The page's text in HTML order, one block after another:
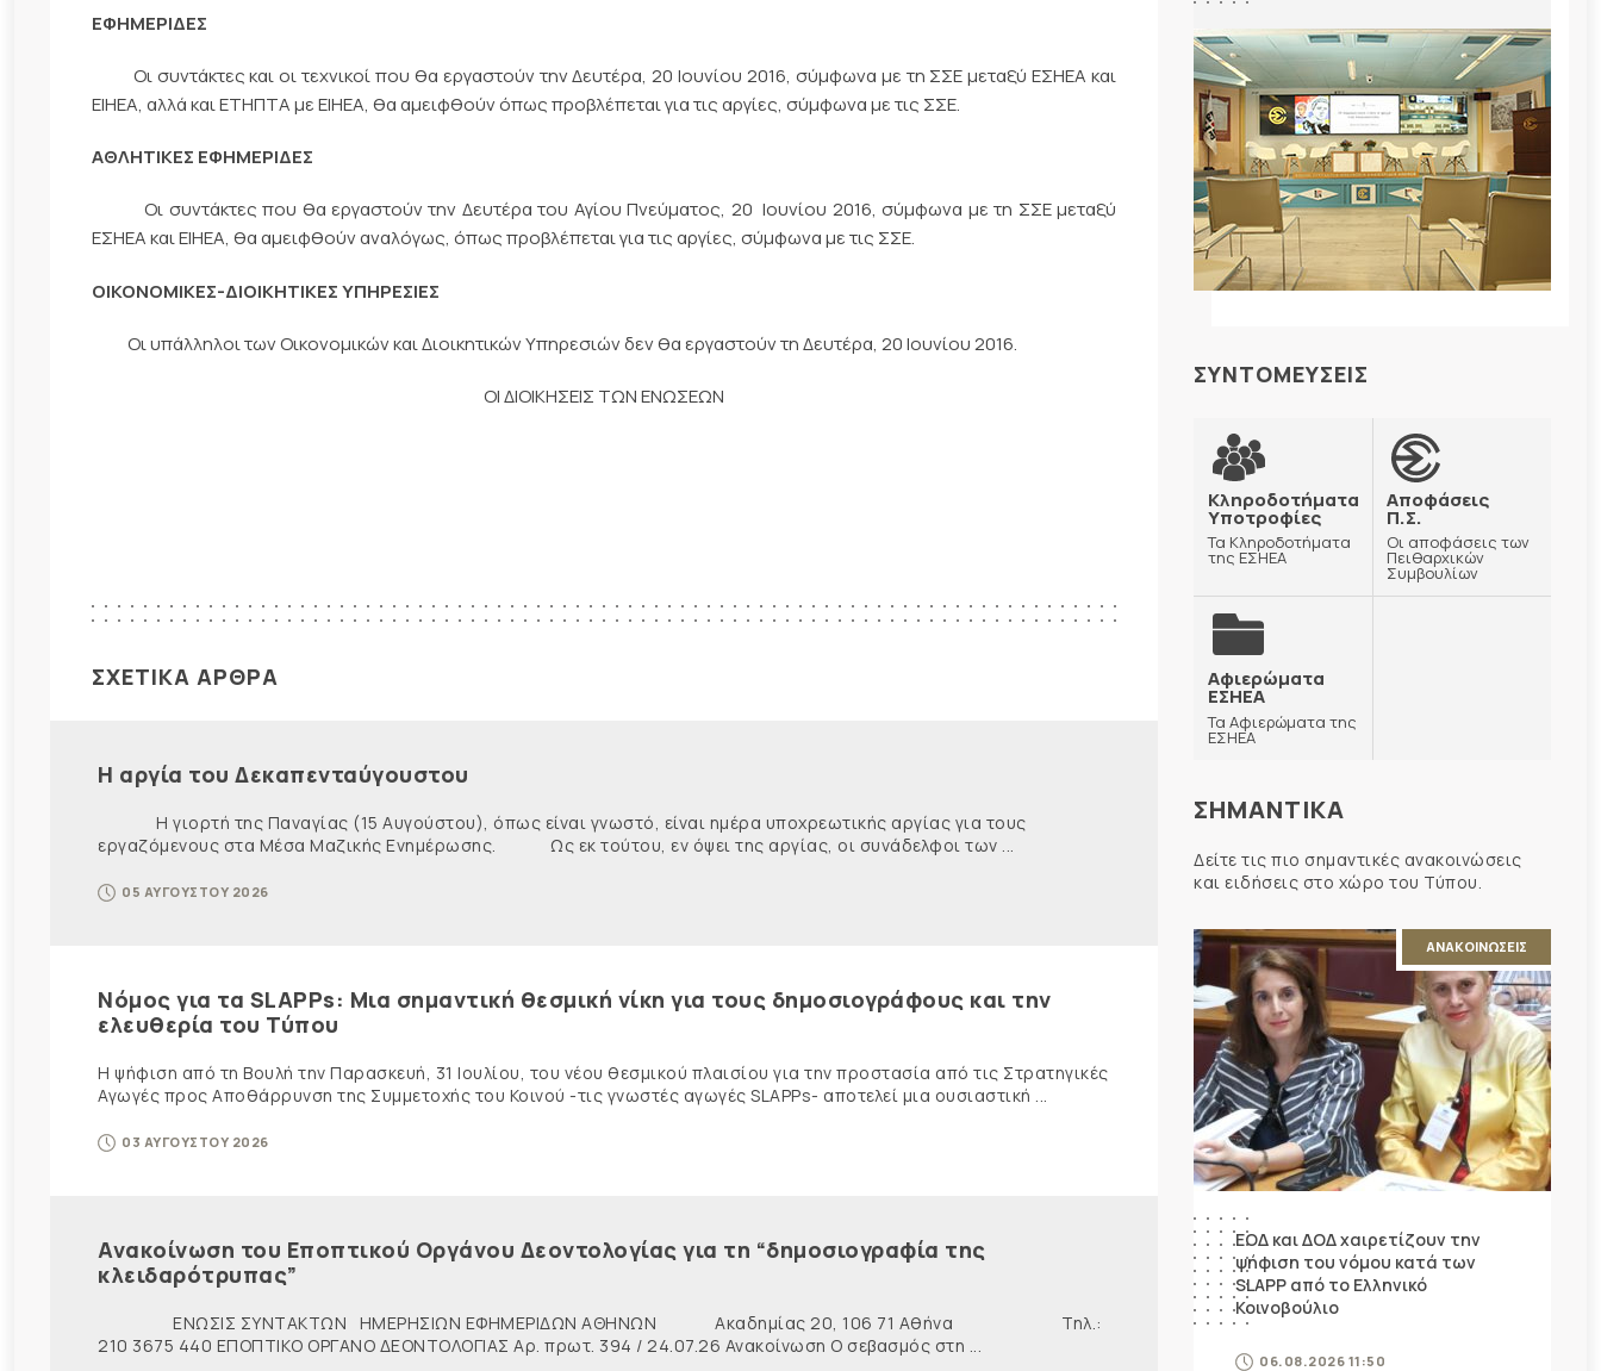
ΕΦΗΜΕΡΙΔΕΣ
Οι συντάκτες και οι τεχνικοί που θα εργαστούν την Δευτέρα, 20 Ιουνίου 2016, σύμφωνα με τη ΣΣΕ μεταξύ ΕΣΗΕΑ και
ΕΙΗΕΑ, αλλά και ΕΤΗΠΤΑ με ΕΙΗΕΑ, θα αμειφθούν όπως προβλέπεται για τις αργίες, σύμφωνα με τις ΣΣΕ.
ΑΘΛΗΤΙΚΕΣ ΕΦΗΜΕΡΙΔΕΣ
Οι συντάκτες που θα εργαστούν την Δευτέρα του Αγίου Πνεύματος, 20 Ιουνίου 2016, σύμφωνα με τη ΣΣΕ μεταξύ
ΕΣΗΕΑ και ΕΙΗΕΑ, θα αμειφθούν αναλόγως, όπως προβλέπεται για τις αργίες, σύμφωνα με τις ΣΣΕ.
ΟΙΚΟΝΟΜΙΚΕΣ-ΔΙΟΙΚΗΤΙΚΕΣ ΥΠΗΡΕΣΙΕΣ
Οι υπάλληλοι των Οικονομικών και Διοικητικών Υπηρεσιών δεν θα εργαστούν τη Δευτέρα, 20 Ιουνίου 2016.
ΟΙ ΔΙΟΙΚΗΣΕΙΣ ΤΩΝ ΕΝΩΣΕΩΝ
ΣΧΕΤΙΚΑ ΑΡΘΡΑ
Η αργία του Δεκαπενταύγουστου
Η γιορτή της Παναγίας (15 Αυγούστου), όπως είναι γνωστό, είναι ημέρα υποχρεωτικής αργίας για τους
εργαζόμενους στα Μέσα Μαζικής Ενημέρωσης. Ως εκ τούτου, εν όψει της αργίας, οι συνάδελφοι των ...
05 ΑΥΓΟΥΣΤΟΥ 2026
Νόμος για τα SLAPPs: Μια σημαντική θεσμική νίκη για τους δημοσιογράφους και την
ελευθερία του Τύπου
Η ψήφιση από τη Βουλή την Παρασκευή, 31 Ιουλίου, του νέου θεσμικού πλαισίου για την προστασία από τις Στρατηγικές
Αγωγές προς Αποθάρρυνση της Συμμετοχής του Κοινού -τις γνωστές αγωγές SLAPPs- αποτελεί μια ουσιαστική ...
03 ΑΥΓΟΥΣΤΟΥ 2026
Ανακοίνωση του Εποπτικού Οργάνου Δεοντολογίας για τη “δημοσιογραφία της
κλειδαρότρυπας”
ΕΝΩΣΙΣ ΣΥΝΤΑΚΤΩΝ ΗΜΕΡΗΣΙΩΝ ΕΦΗΜΕΡΙΔΩΝ ΑΘΗΝΩΝ Ακαδημίας 20, 106 71 Αθήνα Τηλ.:
210 3675 440 ΕΠΟΠΤΙΚΟ ΟΡΓΑΝΟ ΔΕΟΝΤΟΛΟΓΙΑΣ Αρ. πρωτ. 394 / 24.07.26 Ανακοίνωση Ο σεβασμός στη ...
ΣΥΝΤΟΜΕΥΣΕΙΣ
Κληροδοτήματα
Υποτροφίες
Τα Κληροδοτήματα
της ΕΣΗΕΑ
Αποφάσεις
Π.Σ.
Οι αποφάσεις των
Πειθαρχικών
Συμβουλίων
Αφιερώματα
ΕΣΗΕΑ
Τα Αφιερώματα της
ΕΣΗΕΑ
ΣΗΜΑΝΤΙΚΑ
Δείτε τις πιο σημαντικές ανακοινώσεις
και ειδήσεις στο χώρο του Τύπου.
ΑΝΑΚΟΙΝΩΣΕΙΣ
ΕΟΔ και ΔΟΔ χαιρετίζουν την
ψήφιση του νόμου κατά των
SLAPP από το Ελληνικό
Κοινοβούλιο
06.08.2026 11:50